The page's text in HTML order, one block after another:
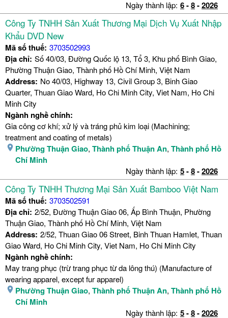
Ngày thành lập: 6-8-2026
Công Ty TNHH Sản Xuất Thương Mại Dịch Vụ Xuất Nhập
Khẩu DVD New
Mã số thuế: 3703502993
Địa chỉ: Số 40/03, Đường Quốc lộ 13, Tổ 3, Khu phố Bình Giao,
Phường Thuận Giao, Thành phố Hồ Chí Minh, Việt Nam
Address: No 40/03, Highway 13, Civil Group 3, Binh Giao
Quarter, Thuan Giao Ward, Ho Chi Minh City, Viet Nam, Ho Chi
Minh City
Ngành nghề chính:
Gia công cơ khí; xử lý và tráng phủ kim loại (Machining;
treatment and coating of metals)
Phường Thuận Giao, Thành phố Thuận An, Thành phố Hồ
Chí Minh
Ngày thành lập: 5-8-2026
Công Ty TNHH Thương Mại Sản Xuất Bamboo Việt Nam
Mã số thuế: 3703502591
Địa chỉ: 2/52, Đường Thuận Giao 06, Ấp Bình Thuận, Phường
Thuận Giao, Thành phố Hồ Chí Minh, Việt Nam
Address: 2/52, Thuan Giao 06 Street, Binh Thuan Hamlet, Thuan
Giao Ward, Ho Chi Minh City, Viet Nam, Ho Chi Minh City
Ngành nghề chính:
May trang phục (trừ trang phục từ da lông thú) (Manufacture of
wearing apparel, except fur apparel)
Phường Thuận Giao, Thành phố Thuận An, Thành phố Hồ
Chí Minh
Ngày thành lập: 5-8-2026